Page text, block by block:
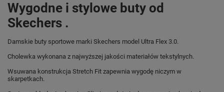
Wygodne i stylowe buty od
Skechers .
Damskie buty sportowe marki Skechers model Ultra Flex 3.0.
Cholewka wykonana z najwyższej jakości materiałów tekstylnych.
Wsuwana konstrukcja Stretch Fit zapewnia wygodę niczym w
skarpetkach.